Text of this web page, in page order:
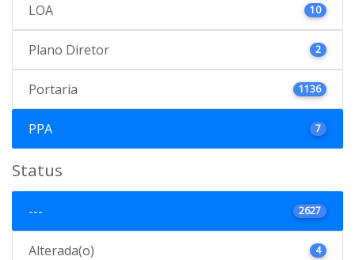
LOA 10
Plano Diretor 2
Portaria 1136
PPA 7
Status
--- 2627
Alterada(o) 4